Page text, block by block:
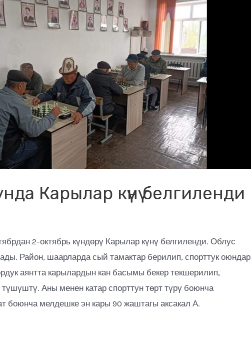
Карылар күнү белгиленди
2-октябрь күндөрү Карылар күнү белгиленди. Облус
Район, шаарларда сый тамактар берилип, спорттук оюндар
аянтта карылардын кан басымы бекер текшерилип,
Аны менен катар спорттун төрт түрү боюнча
боюнча мелдешке эн кары 90 жаштагы аксакал А.